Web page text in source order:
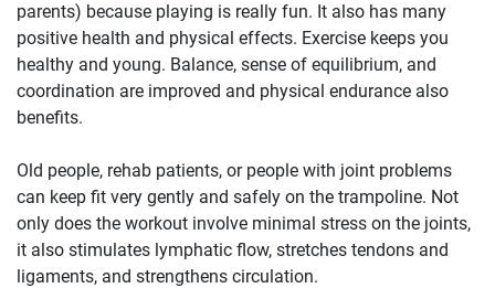
parents) because playing is really fun. It also has many
positive health and physical effects. Exercise keeps you
healthy and young. Balance, sense of equilibrium, and
coordination are improved and physical endurance also
benefits.
Old people, rehab patients, or people with joint problems
can keep fit very gently and safely on the trampoline. Not
only does the workout involve minimal stress on the joints,
it also stimulates lymphatic flow, stretches tendons and
ligaments, and strengthens circulation.